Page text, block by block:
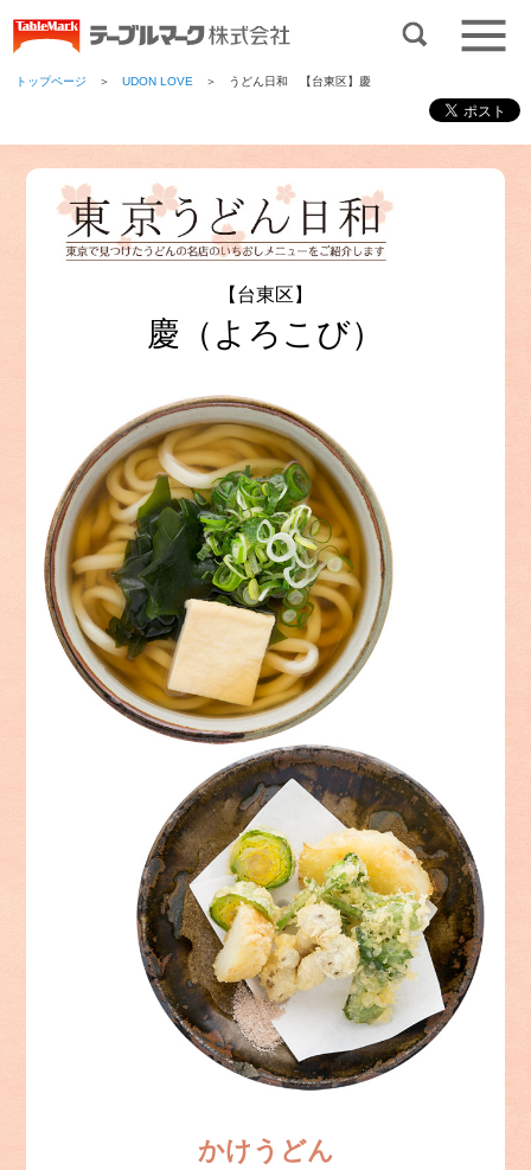
トップページ ＞UDON LOVE ＞ うどん日和 【台東区】慶
【台東区】
慶（よろこび）
かけうどん